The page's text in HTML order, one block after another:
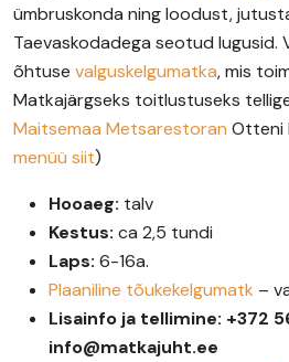
ümbruskonda ning loodust,
Taevaskodadega seotud lugusid.
õhtuse valguskelgumatka, mis
Matkajärgseks toitlustuseks
Maitsemaa Metsarestoran Otteni
menüü siit)
Hooaeg: talv
Kestus: ca 2,5 tundi
Laps: 6-16a.
Plaaniline tõukekelgumatk –
Lisainfo ja tellimine: +372
info@matkajuht.ee